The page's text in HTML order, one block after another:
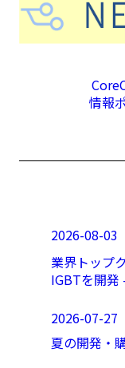
情報
2026-08-03
業界トップ
IGBTを開発
2026-07-27
夏の開発・